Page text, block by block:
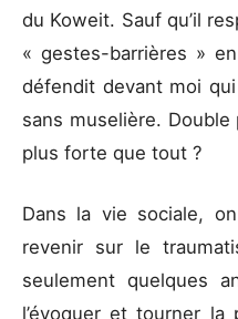
du Koweit. Sauf qu’il
« gestes-barrières »
défendit devant moi
sans muselière.
plus forte que tout ?
Dans la vie sociale,
revenir sur le
seulement quelques
l’évoquer et tourner